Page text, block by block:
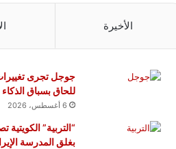
الأخيرة
جوجل تجرى
للحاق بسباق
6 أغسطس، 2026
“التربية” الكويتية
بغلق المدرسة